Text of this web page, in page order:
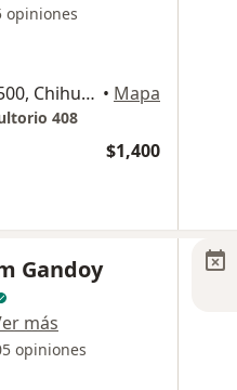
opiniones
Avenida Tomás Valles Vivar 6500, Chihuahua • Mapa
408
$1,400
Gandoy
más
opiniones